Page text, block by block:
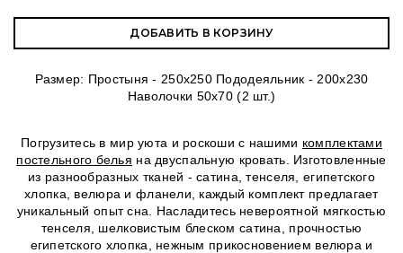
ДОБАВИТЬ В КОРЗИНУ
Размер: Простыня - 250х250 Пододеяльник - 200х230
Наволочки 50х70 (2 шт.)
Погрузитесь в мир уюта и роскоши с нашими комплектами
постельного белья на двуспальную кровать. Изготовленные
из разнообразных тканей - сатина, тенселя, египетского
хлопка, велюра и фланели, каждый комплект предлагает
уникальный опыт сна. Насладитесь невероятной мягкостью
тенселя, шелковистым блеском сатина, прочностью
египетского хлопка, нежным прикосновением велюра и